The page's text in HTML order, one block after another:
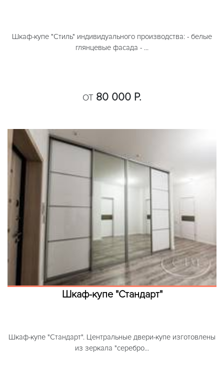
Шкаф-купе "Стиль" индивидуального производства: - белые
глянцевые фасада - ...
ОТ 80 000 Р.
Шкаф-купе "Стандарт"
Шкаф-купе "Стандарт". Центральные двери-купе изготовлены
из зеркала "серебро...